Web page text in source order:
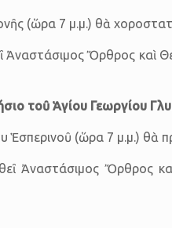
(ὥρα 7 μ.μ.) θὰ
Ἀναστάσιμος Ὄρθρος καὶ
τοῦ Ἁγίου Γεωργίου
(ὥρα 7 μ.μ.) θὰ
Ἀναστάσιμος Ὄρθρος